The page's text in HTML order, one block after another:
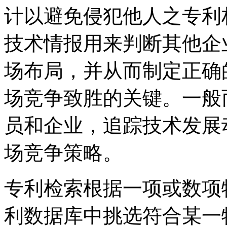
计以避免侵犯他人之专
技术情报用来判断其他
场布局，并从而制定正
场竞争致胜的关键。一
员和企业，追踪技术发
场竞争策略。
专利检索根据一项或数
利数据库中挑选符合某